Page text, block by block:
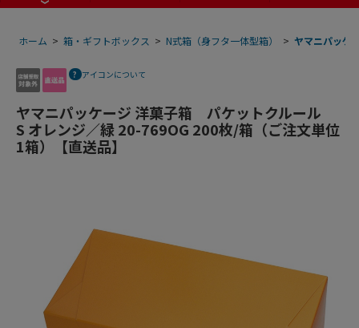
ホーム > 箱・ギフトボックス > N式箱（身フタ一体型箱） > ヤマニパッケ
アイコンについて
ヤマニパッケージ 洋菓子箱 パケットクルール
S オレンジ／緑 20-769OG 200枚/箱（ご注文単位
1箱）【直送品】